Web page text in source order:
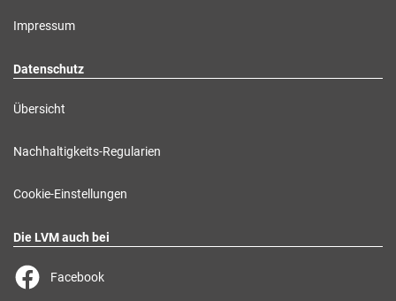
Impressum
Datenschutz
Übersicht
Nachhaltigkeits-Regularien
Cookie-Einstellungen
Die LVM auch bei
Facebook